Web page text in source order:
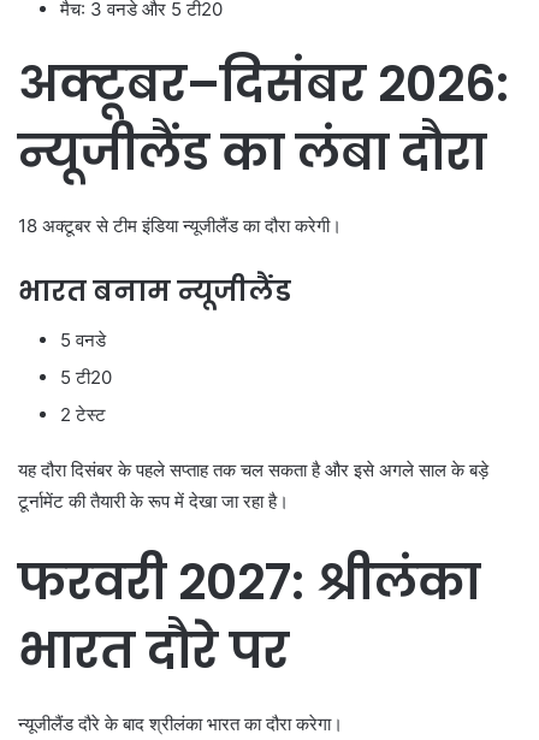
मैच: 3 वनडे और 5 टी20
अक्टूबर–दिसंबर 2026:
न्यूजीलैंड का लंबा दौरा
18 अक्टूबर से टीम इंडिया न्यूजीलैंड का दौरा करेगी।
भारत बनाम न्यूजीलैंड
5 वनडे
5 टी20
2 टेस्ट
यह दौरा दिसंबर के पहले सप्ताह तक चल सकता है और इसे अगले साल के बड़े
टूर्नामेंट की तैयारी के रूप में देखा जा रहा है।
फरवरी 2027: श्रीलंका
भारत दौरे पर
न्यूजीलैंड दौरे के बाद श्रीलंका भारत का दौरा करेगा।